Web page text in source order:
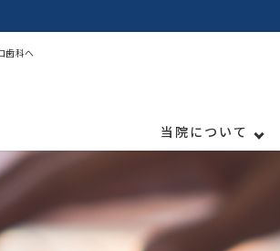
歯科へ
当院について